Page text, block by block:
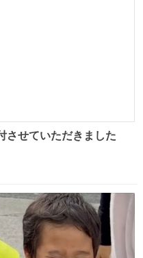
寄付させていただきました